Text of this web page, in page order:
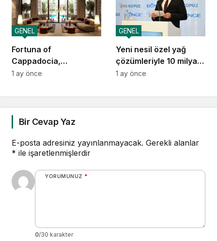
Fortuna of
Cappadocia,
Autograph Collection
GENEL
1 ay önce
Yeni nesil özel yağ
çözümleriyle 10 milyar
dolarlık ihracat vizyonu
GENEL
1 ay önce
Bir Cevap Yaz
E-posta adresiniz yayınlanmayacak. Gerekli alanlar
* ile işaretlenmişlerdir
YORUMUNUZ *
0/30 karakter